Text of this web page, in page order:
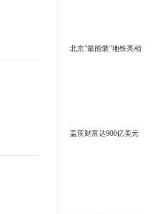
北京"最能装"地铁亮相
盖茨财富达900亿美元